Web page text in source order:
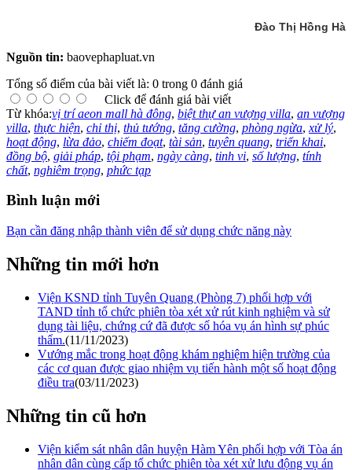
Đào Thị Hồng Hà
Nguồn tin: baovephapluat.vn
Tổng số điểm của bài viết là: 0 trong 0 đánh giá
Click để đánh giá bài viết
Từ khóa:vị trí aeon mall hà đông, biệt thự an vượng villa, an vượng
villa, thực hiện, chỉ thị, thủ tướng, tăng cường, phòng ngừa, xử lý,
hoạt động, lừa đảo, chiếm đoạt, tài sản, tuyên quang, triển khai,
đồng bộ, giải pháp, tội phạm, ngày càng, tinh vi, số lượng, tính
chất, nghiêm trọng, phức tạp
Bình luận mới
Bạn cần đăng nhập thành viên để sử dụng chức năng này
Những tin mới hơn
Viện KSND tỉnh Tuyên Quang (Phòng 7) phối hợp với
TAND tỉnh tổ chức phiên tòa xét xử rút kinh nghiệm và sử
dụng tài liệu, chứng cứ đã được số hóa vụ án hình sự phúc
thẩm.(11/11/2023)
Vướng mắc trong hoạt động khám nghiệm hiện trường của
các cơ quan được giao nhiệm vụ tiến hành một số hoạt động
điều tra(03/11/2023)
Những tin cũ hơn
Viện kiểm sát nhân dân huyện Hàm Yên phối hợp với Tòa án
nhân dân cùng cấp tổ chức phiên tòa xét xử lưu động vụ án